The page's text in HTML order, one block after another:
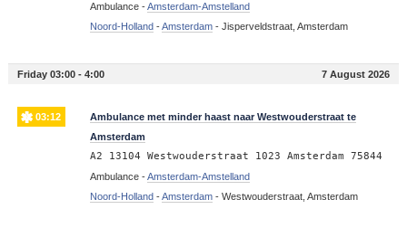
Ambulance -Amsterdam-Amstelland
Noord-Holland -Amsterdam- Jisperveldstraat, Amsterdam
Friday 03:00 - 4:00 7 August 2026
03:12
Ambulance met minder haast naar Westwouderstraat te
Amsterdam
A2 13104 Westwouderstraat 1023 Amsterdam 75844
Ambulance -Amsterdam-Amstelland
Noord-Holland -Amsterdam- Westwouderstraat, Amsterdam